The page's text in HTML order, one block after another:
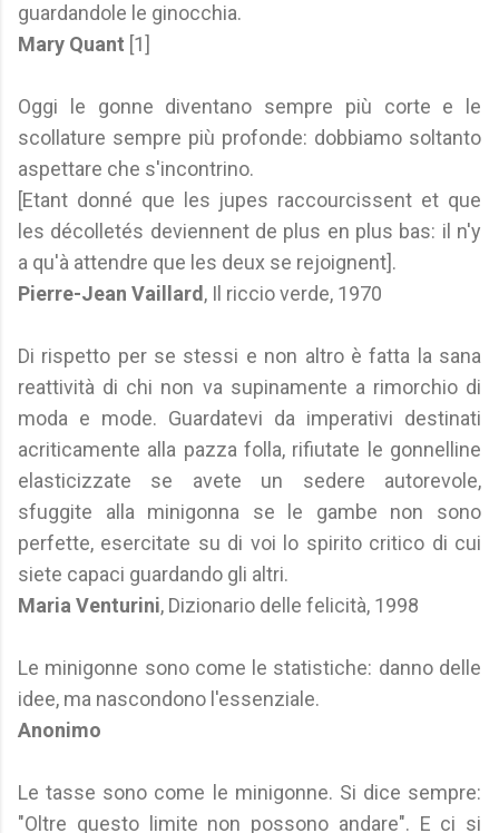
guardandole le ginocchia.
Mary Quant [1]
Oggi le gonne diventano sempre più corte e le
scollature sempre più profonde: dobbiamo soltanto
aspettare che s'incontrino.
[Etant donné que les jupes raccourcissent et que
les décolletés deviennent de plus en plus bas: il n'y
a qu'à attendre que les deux se rejoignent].
Pierre-Jean Vaillard , Il riccio verde, 1970
Di rispetto per se stessi e non altro è fatta la sana
reattività di chi non va supinamente a rimorchio di
moda e mode. Guardatevi da imperativi destinati
acriticamente alla pazza folla, rifiutate le gonnelline
elasticizzate se avete un sedere autorevole,
sfuggite alla minigonna se le gambe non sono
perfette, esercitate su di voi lo spirito critico di cui
siete capaci guardando gli altri.
Maria Venturini, Dizionario delle felicità, 1998
Le minigonne sono come le statistiche: danno delle
idee, ma nascondono l'essenziale.
Anonimo
Le tasse sono come le minigonne. Si dice sempre:
"Oltre questo limite non possono andare". E ci si